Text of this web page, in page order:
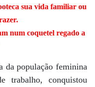
sua vida familiar ou
num coquetel regado a
da população feminina
trabalho, conquistou